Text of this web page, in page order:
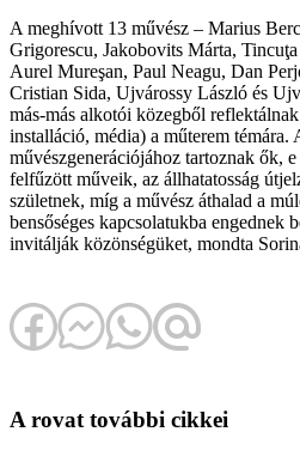
A meghívott 13 művész – Marius
Grigorescu, Jakobovits Márta,
Aurel Mureşan, Paul Neagu, Dan
Cristian Sida, Ujvárossy László és
más-más alkotói közegből
installáció, média) a műterem témára.
művészgenerációjához tartoznak ők,
felfűzött műveik, az állhatatosság
születnek, míg a művész áthalad a
bensőséges kapcsolatukba engednek
invitálják közönségüket, mondta
A rovat további cikkei